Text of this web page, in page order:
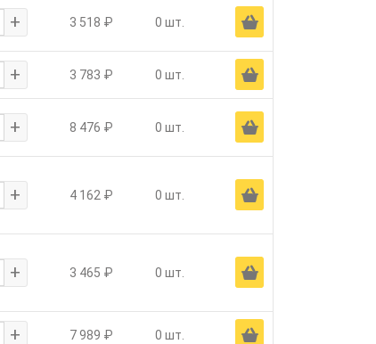
+ 3 518 ₽ 0 шт. Ä
+ 3 783 ₽ 0 шт. Ä
+ 8 476 ₽ 0 шт. Ä
+ 4 162 ₽ 0 шт. Ä
+ 3 465 ₽ 0 шт. Ä
+ 7 989 ₽ 0 шт. Ä